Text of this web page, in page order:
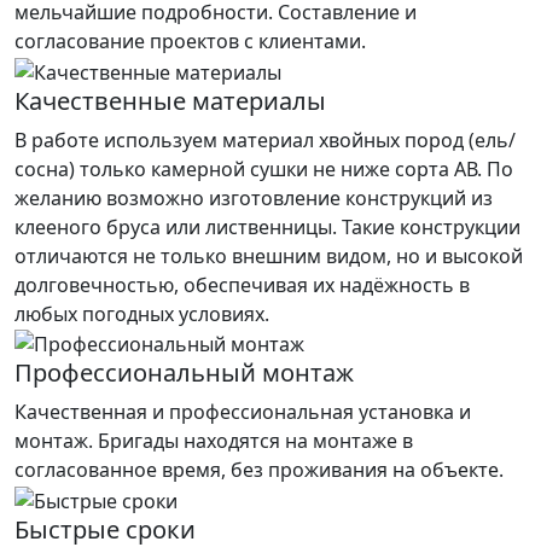
мельчайшие подробности. Составление и
согласование проектов с клиентами.
Качественные материалы
В работе используем материал хвойных пород (ель/
сосна) только камерной сушки не ниже сорта АВ. По
желанию возможно изготовление конструкций из
клееного бруса или лиственницы. Такие конструкции
отличаются не только внешним видом, но и высокой
долговечностью, обеспечивая их надёжность в
любых погодных условиях.
Профессиональный монтаж
Качественная и профессиональная установка и
монтаж. Бригады находятся на монтаже в
согласованное время, без проживания на объекте.
Быстрые сроки